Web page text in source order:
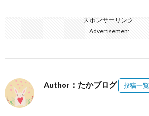
スポンサーリンク
Advertisement
Author：たかブログ 投稿一覧